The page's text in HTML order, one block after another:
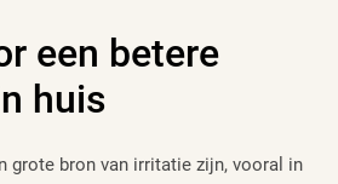
een betere
huis
grote bron van irritatie zijn, vooral in